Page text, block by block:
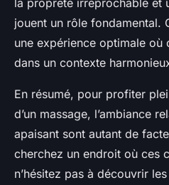
jouent un rôle fondamental.
une expérience optimale où
dans un contexte
En résumé, pour profiter
d’un massage, l’ambiance
apaisant sont autant de
cherchez un endroit où ces
n’hésitez pas à découvrir